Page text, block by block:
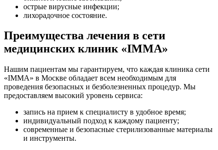
острые вирусные инфекции;
лихорадочное состояние.
Преимущества лечения в сети
медицинских клиник «IMMA»
Нашим пациентам мы гарантируем, что каждая клиника сети
«IMMA» в Москве обладает всем необходимым для
проведения безопасных и безболезненных процедур. Мы
предоставляем высокий уровень сервиса:
запись на прием к специалисту в удобное время;
индивидуальный подход к каждому пациенту;
современные и безопасные стерилизованные материалы
и инструменты.